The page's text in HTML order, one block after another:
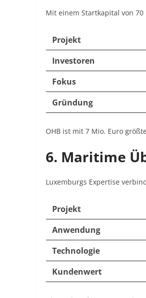
Mit einem Startkapital von
Projekt
Investoren
Fokus
Gründung
OHB ist mit 7 Mio. Euro
6. Maritime
Luxemburgs Expertise
Projekt
Anwendung
Technologie
Kundenwert